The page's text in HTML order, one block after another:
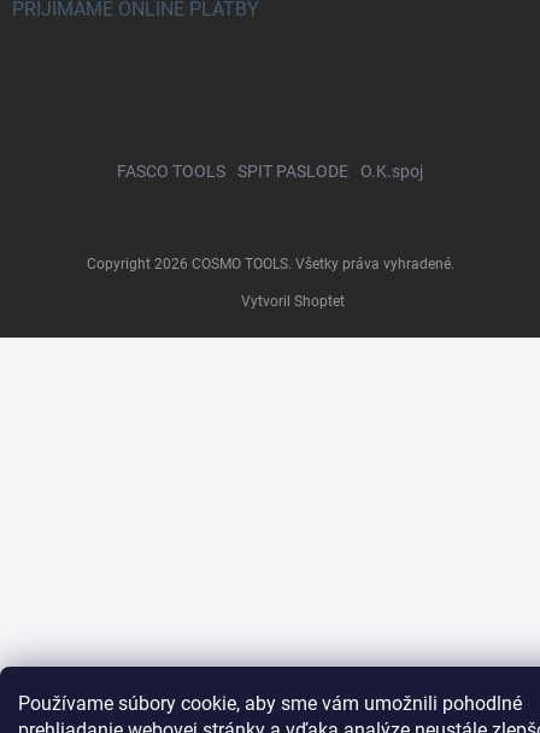
Používame súbory cookie, aby sme vám umožnili pohodlné
PRIJÍMAME ONLINE PLATBY
FASCO TOOLS SPIT PASLODE O.K.spoj
Vytvoril Shoptet
Copyright 2026 COSMO TOOLS. Všetky práva vyhradené.